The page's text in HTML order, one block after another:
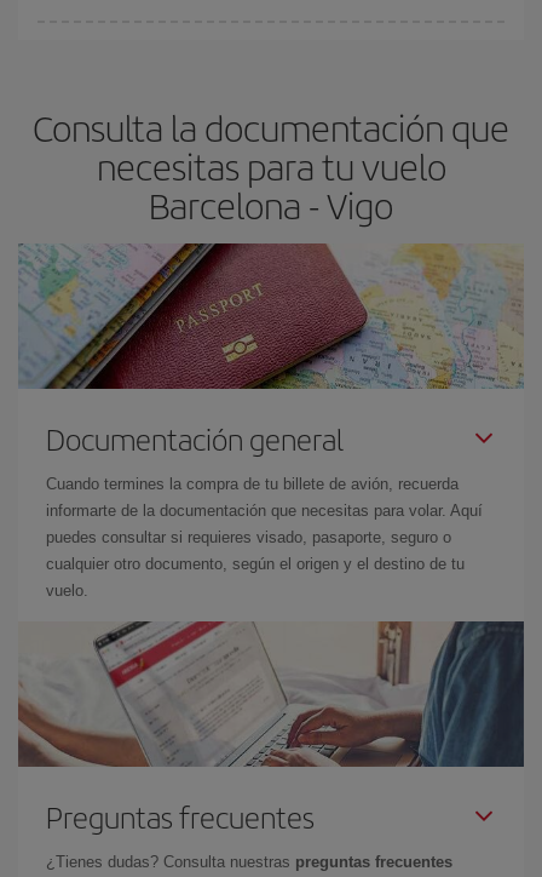
avión más baratos te saldrán. Además, si buscas los vuelos con
las fechas y los horarios del viaje un poco abiertos, podráselegir
el precio más barato.
Consulta la documentación que
necesitas para tu vuelo
Barcelona - Vigo
Documentación general
Cuando termines la compra de tu billete de avión, recuerda
informarte de la documentación que necesitas para volar. Aquí
puedes consultar si requieres visado, pasaporte, seguro o
cualquier otro documento, según el origen y el destino de tu
vuelo.
Preguntas frecuentes
¿Tienes dudas? Consulta nuestras preguntas frecuentes